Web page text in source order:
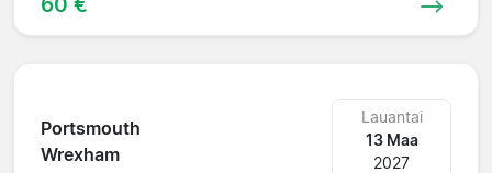
Portsmouth
Wrexham
Lauantai
13 Maa
2027